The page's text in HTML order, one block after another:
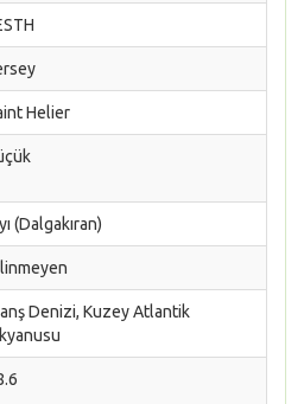
Helier
(Dalgakıran)
Denizi, Kuzey Atlantik